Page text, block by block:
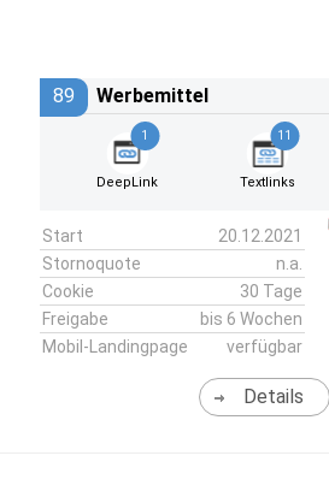
89 Werbemittel
1
DeepLink
11
Textlinks
Start
20.12.2021
Stornoquote
n.a.
Cookie
30 Tage
Freigabe
bis 6 Wochen
Mobil-Landingpage
verfügbar
Details